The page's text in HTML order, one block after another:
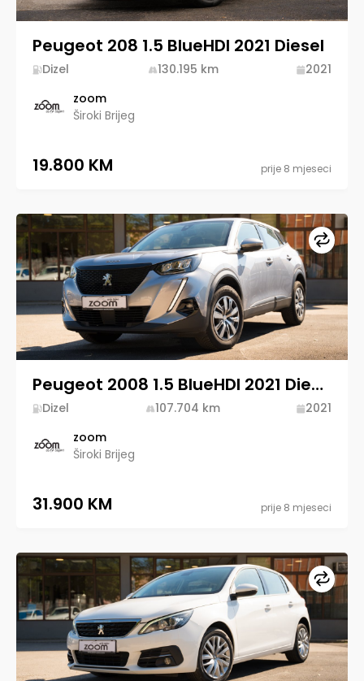
Peugeot 208 1.5 BlueHDI 2021 Diesel
Dizel 130.195 km
2021
zoom
Široki Brijeg
19.800 KM prije 8 mjeseci
Peugeot 2008 1.5 BlueHDI 2021 Diesel
Dizel 107.704 km
2021
zoom
Široki Brijeg
31.900 KM prije 8 mjeseci